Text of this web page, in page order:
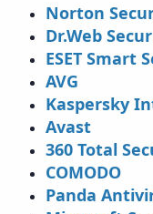
Norton
Dr.Web
ESET Smart
AVG
Kaspersky
Avast
360 Total
COMODO
Panda